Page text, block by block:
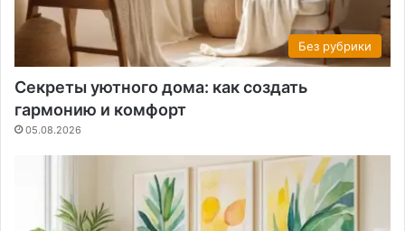
Без рубрики
Секреты уютного дома: как создать
гармонию и комфорт
05.08.2026